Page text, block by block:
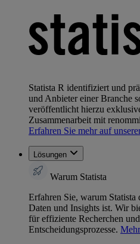
Statista R identifiziert und
und Anbieter einer Branche
veröffentlicht hierzu
Zusammenarbeit mit
Erfahren Sie mehr auf
Lösungen
Warum Statista
Erfahren Sie, warum
Daten und Insights ist. Wir
für effiziente Recherchen
Entscheidungsprozesse.